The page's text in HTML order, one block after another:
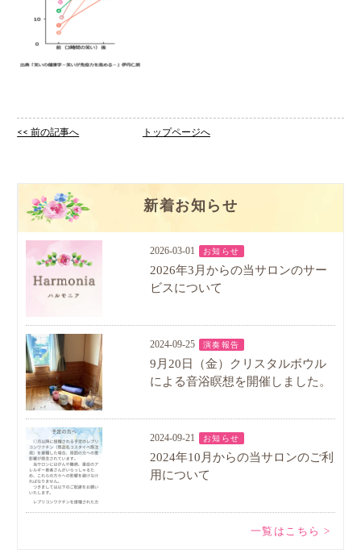
<< 前の記事へ トップページへ
新着お知らせ
2026-03-01 お知らせ
2026年3月からの当サロンのサー
ビスについて
2024-09-25 演奏報告
9月20日（金）クリスタルボウル
による音浴瞑想を開催しました。
2024-09-21 お知らせ
2024年10月からの当サロンのご利
用について
一覧はこちら >